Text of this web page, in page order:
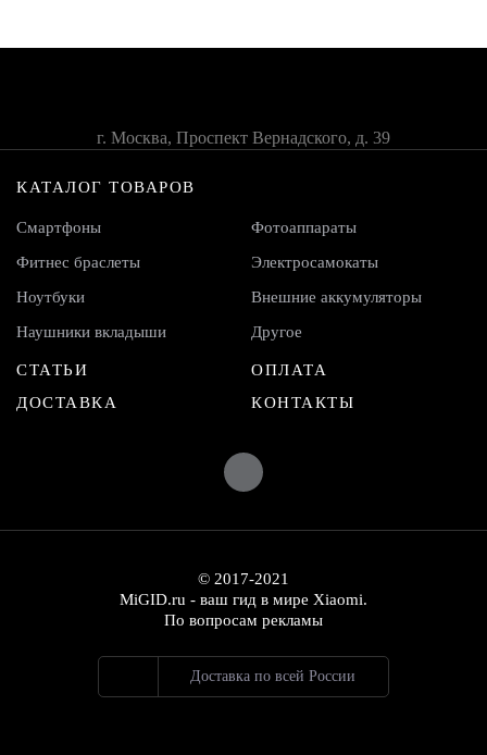
КАТАЛОГ ТОВАРОВ
Смартфоны
Фитнес браслеты
Ноутбуки
Наушники вкладыши
Фотоаппараты
Электросамокаты
Внешние аккумуляторы
Другое
СТАТЬИ
ДОСТАВКА
ОПЛАТА
КОНТАКТЫ
г. Москва, Проспект Вернадского, д. 39
© 2017-2021
MiGID.ru - ваш гид в мире Xiaomi.
По вопросам рекламы
Доставка по всей России